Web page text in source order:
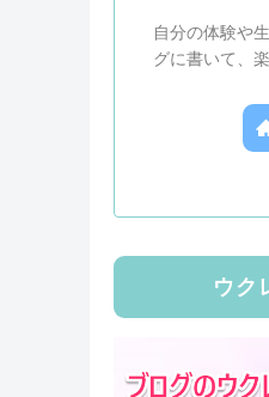
自分の体験や
グに書いて、
ウク